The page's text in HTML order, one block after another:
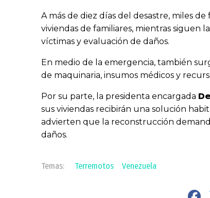
A más de diez días del desastre, miles
viviendas de familiares, mientras siguen
víctimas y evaluación de daños.
En medio de la emergencia, también
de maquinaria, insumos médicos y
Por su parte, la presidenta encargada
sus viviendas recibirán una solución
advierten que la reconstrucción
daños.
Terremotos Venezuela